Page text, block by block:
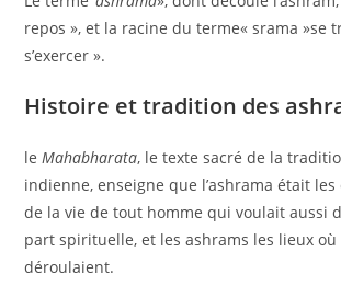
repos », et la racine du terme« srama »se
s’exercer ».
Histoire et tradition des
leMahabharata, le texte sacré de la
indienne, enseigne que l’ashrama était
de la vie de tout homme qui voulait aussi
part spirituelle, et les ashrams les lieux où
déroulaient.